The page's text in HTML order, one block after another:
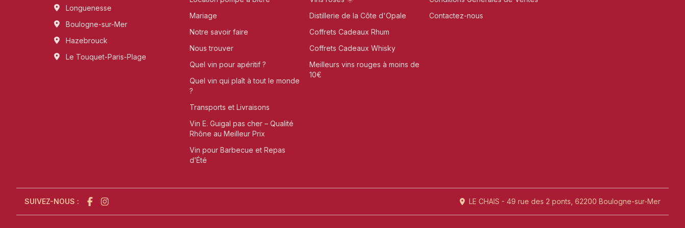
Longuenesse
Boulogne-sur-Mer
Hazebrouck
Le Touquet-Paris-Plage
Mariage
Notre savoir faire
Nous trouver
Quel vin pour apéritif ?
Quel vin qui plaît à tout le monde
?
Transports et Livraisons
Vin E. Guigal pas cher – Qualité
Rhône au Meilleur Prix
Vin pour Barbecue et Repas
d’Été
Distillerie de la Côte d'Opale
Coffrets Cadeaux Rhum
Coffrets Cadeaux Whisky
Meilleurs vins rouges à moins de
10€
Contactez-nous
SUIVEZ-NOUS : LE CHAIS - 49 rue des 2 ponts, 62200 Boulogne-sur-Mer